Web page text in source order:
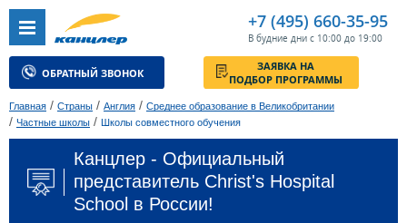
+7 (495) 660-35-95
В будние дни с 10:00 до 19:00
ОБРАТНЫЙ ЗВОНОК
ЗАЯВКА НА
ПОДБОР ПРОГРАММЫ
Главная / Страны / Англия / Среднее образование в Великобритании
/ Частные школы / Школы совместного обучения
Канцлер - Официальный
представитель Christ's Hospital
School в России!